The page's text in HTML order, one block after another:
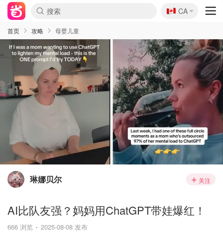
🇨🇦
CA
首页 攻略 母婴儿童
琳娜贝尔 关注
AI比队友强？妈妈用ChatGPT带娃爆红！
666 浏览 2025-08-08 发布